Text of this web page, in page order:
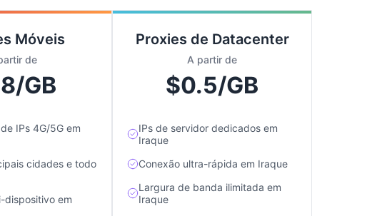
Móveis
de
GB
IPs 4G/5G em
cidades e todo
dispositivo em
Proxies de Datacenter
A partir de
$0.5/GB
IPs de servidor dedicados em
Iraque
Conexão ultra-rápida em Iraque
Largura de banda ilimitada em
Iraque